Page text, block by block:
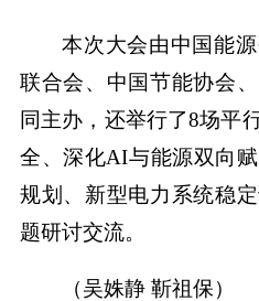
本次大会由中国能
联合会、中国节能协会
同主办，还举行了8场平
全、深化AI与能源双向
规划、新型电力系统稳
题研讨交流。
（吴姝静 靳祖保）